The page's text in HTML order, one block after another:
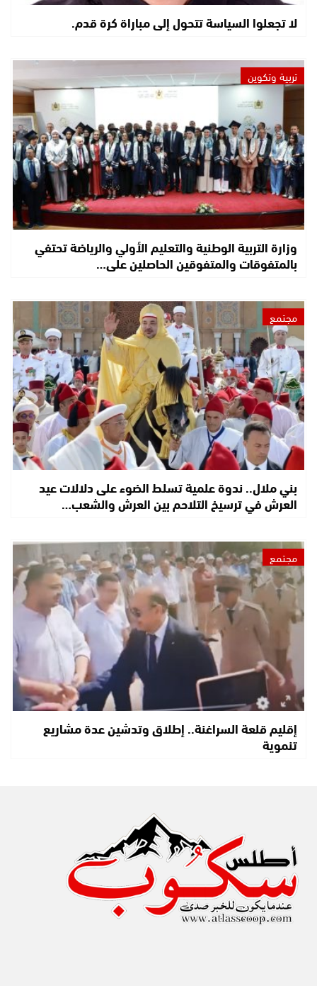
لا تجعلوا السياسة تتحول إلى مباراة كرة قدم.
تربية وتكوين
وزارة التربية الوطنية والتعليم الأولي والرياضة تحتفي
بالمتفوقات والمتفوقين الحاصلين على…
مجتمع
بني ملال.. ندوة علمية تسلط الضوء على دلالات عيد
العرش في ترسيخ التلاحم بين العرش والشعب…
مجتمع
إقليم قلعة السراغنة.. إطلاق وتدشين عدة مشاريع
تنموية